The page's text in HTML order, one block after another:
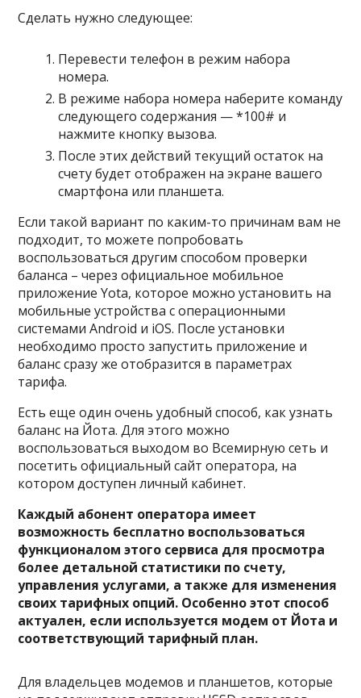
Сделать нужно следующее:
Перевести телефон в режим набора
номера.
В режиме набора номера наберите команду
следующего содержания — *100# и
нажмите кнопку вызова.
После этих действий текущий остаток на
счету будет отображен на экране вашего
смартфона или планшета.
Если такой вариант по каким-то причинам вам не
подходит, то можете попробовать
воспользоваться другим способом проверки
баланса – через официальное мобильное
приложение Yota, которое можно установить на
мобильные устройства с операционными
системами Android и iOS. После установки
необходимо просто запустить приложение и
баланс сразу же отобразится в параметрах
тарифа.
Есть еще один очень удобный способ, как узнать
баланс на Йота. Для этого можно
воспользоваться выходом во Всемирную сеть и
посетить официальный сайт оператора, на
котором доступен личный кабинет.
Каждый абонент оператора имеет
возможность бесплатно воспользоваться
функционалом этого сервиса для просмотра
более детальной статистики по счету,
управления услугами, а также для изменения
своих тарифных опций. Особенно этот способ
актуален, если используется модем от Йота и
соответствующий тарифный план.
Для владельцев модемов и планшетов, которые